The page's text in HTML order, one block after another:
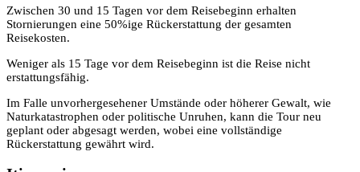
Zwischen 30 und 15 Tagen vor dem Reisebeginn erhalten
Stornierungen eine 50%ige Rückerstattung der gesamten
Reisekosten.
Weniger als 15 Tage vor dem Reisebeginn ist die Reise nicht
erstattungsfähig.
Im Falle unvorhergesehener Umstände oder höherer Gewalt, wie
Naturkatastrophen oder politische Unruhen, kann die Tour neu
geplant oder abgesagt werden, wobei eine vollständige
Rückerstattung gewährt wird.